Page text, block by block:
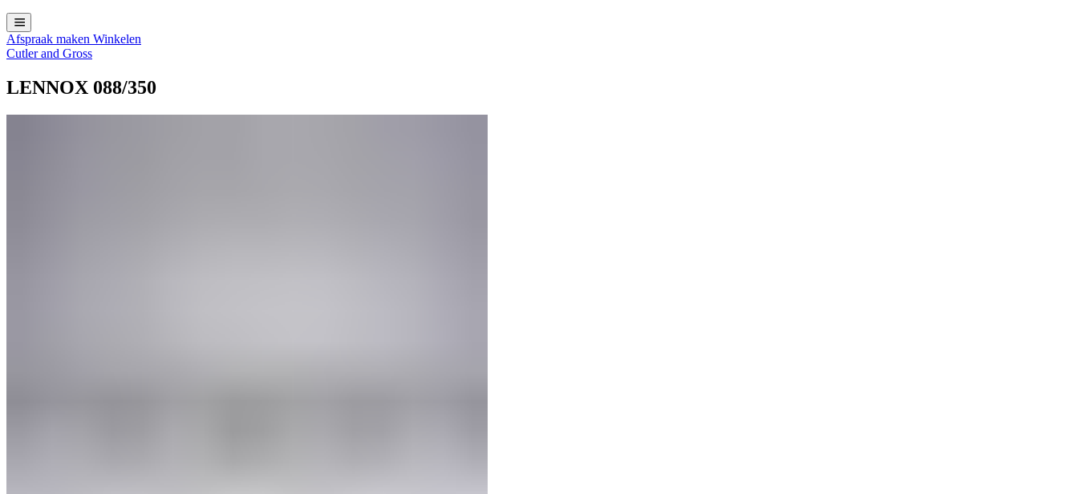
Afspraak maken Winkelen
Cutler and Gross
LENNOX 088/350